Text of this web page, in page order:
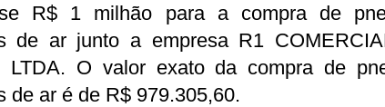
R$ 1 milhão para a compra de
de ar junto a empresa R1
LTDA. O valor exato da compra de
de ar é de R$ 979.305,60.